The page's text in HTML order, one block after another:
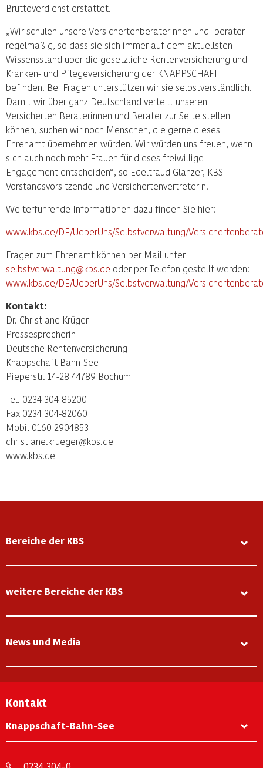
Bruttoverdienst erstattet.
„Wir schulen unsere Versichertenberaterinnen und -berater
regelmäßig, so dass sie sich immer auf dem aktuellsten
Wissensstand über die gesetzliche Rentenversicherung und
Kranken- und Pflegeversicherung der KNAPPSCHAFT
befinden. Bei Fragen unterstützen wir sie selbstverständlich.
Damit wir über ganz Deutschland verteilt unseren
Versicherten Beraterinnen und Berater zur Seite stellen
können, suchen wir noch Menschen, die gerne dieses
Ehrenamt übernehmen würden. Wir würden uns freuen, wenn
sich auch noch mehr Frauen für dieses freiwillige
Engagement entscheiden“, so Edeltraud Glänzer, KBS-
Vorstandsvorsitzende und Versichertenvertreterin.
Weiterführende Informationen dazu finden Sie hier:
www.kbs.de/DE/UeberUns/Selbstverwaltung/
Fragen zum Ehrenamt können per Mail unter
selbstverwaltung@kbs.de oder per Telefon gestellt werden:
www.kbs.de/DE/UeberUns/Selbstverwaltung/
Kontakt:
Dr. Christiane Krüger
Pressesprecherin
Deutsche Rentenversicherung
Knappschaft-Bahn-See
Pieperstr. 14-28 44789 Bochum
Tel. 0234 304-85200
Fax 0234 304-82060
Mobil 0160 2904853
christiane.krueger@kbs.de
www.kbs.de
Bereiche der KBS
weitere Bereiche der KBS
News und Media
Kontakt
Knappschaft-Bahn-See